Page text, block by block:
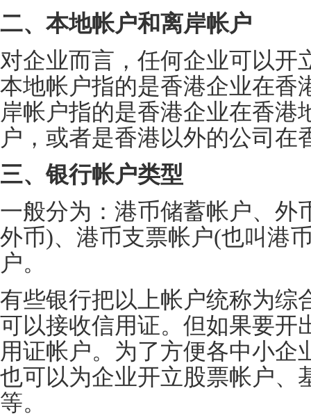
二、本地帐户和离岸帐户
对企业而言，任何企业可以开
本地帐户指的是香港企业在香
岸帐户指的是香港企业在香港
户，或者是香港以外的公司在
三、银行帐户类型
一般分为：港币储蓄帐户、外
外币)、港币支票帐户(也叫港
户。
有些银行把以上帐户统称为综
可以接收信用证。但如果要开
用证帐户。为了方便各中小企
也可以为企业开立股票帐户、
等。